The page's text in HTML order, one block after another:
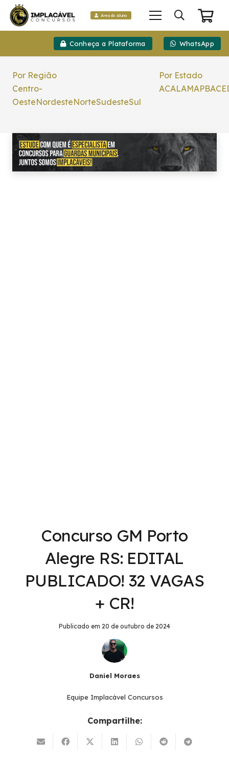
Área do Aluno
Conheça a Plataforma WhatsApp
Por Região
Centro-
OesteNordesteNorteSudesteSul
Por Estado
ACALAMAPBACE
Concurso GM Porto
Alegre RS: EDITAL
PUBLICADO! 32 VAGAS
+ CR!
Publicado em 20 de outubro de 2024
Daniel Moraes
Equipe Implacável Concursos
Compartilhe: